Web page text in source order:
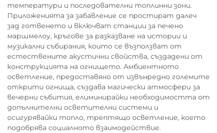
температури и последователни топлинни зони.
Приложенията за забавление се простират далеч
зад готвенето и включват станции за печено
маршмелоу, кръгове за разказване на истории и
музикални събирания, които се възползват от
естествените акустични свойства, създадени от
конструкцията на огнището. Амбиентното
осветление, предоставяно от извънредно големите
открити огнища, създава магически атмосфери за
вечерни събития, елиминирайки необходимостта от
допълнителни осветителни системи и
осигурявайки топло, трептящо осветление, което
подобрява социалното взаимодействие.